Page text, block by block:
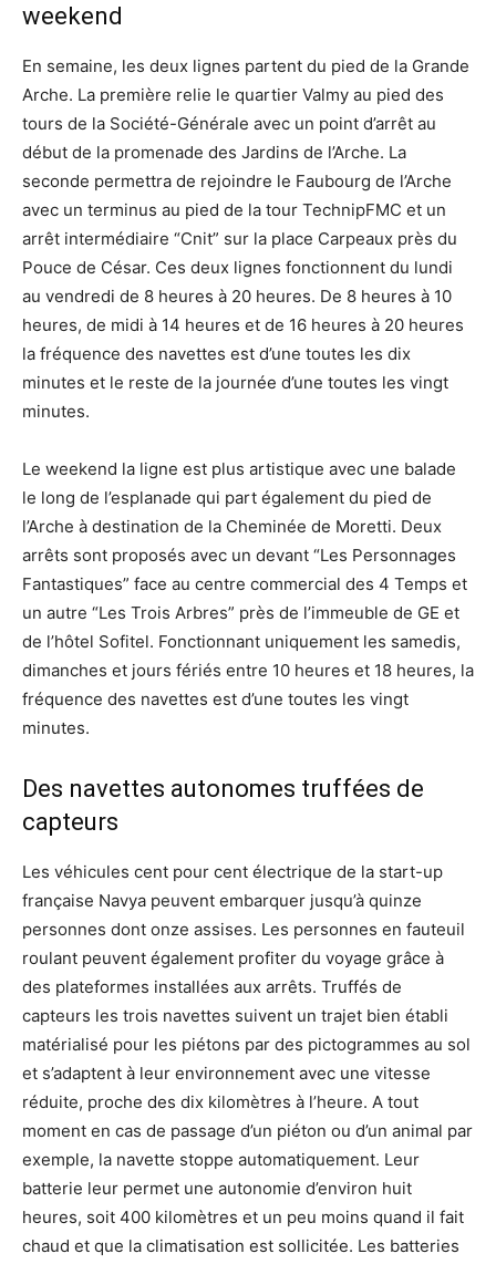
weekend
En semaine, les deux lignes partent du pied de la Grande
Arche. La première relie le quartier Valmy au pied des
tours de la Société-Générale avec un point d’arrêt au
début de la promenade des Jardins de l’Arche. La
seconde permettra de rejoindre le Faubourg de l’Arche
avec un terminus au pied de la tour TechnipFMC et un
arrêt intermédiaire “Cnit” sur la place Carpeaux près du
Pouce de César. Ces deux lignes fonctionnent du lundi
au vendredi de 8 heures à 20 heures. De 8 heures à 10
heures, de midi à 14 heures et de 16 heures à 20 heures
la fréquence des navettes est d’une toutes les dix
minutes et le reste de la journée d’une toutes les vingt
minutes.
Le weekend la ligne est plus artistique avec une balade
le long de l’esplanade qui part également du pied de
l’Arche à destination de la Cheminée de Moretti. Deux
arrêts sont proposés avec un devant “Les Personnages
Fantastiques” face au centre commercial des 4 Temps et
un autre “Les Trois Arbres” près de l’immeuble de GE et
de l’hôtel Sofitel. Fonctionnant uniquement les samedis,
dimanches et jours fériés entre 10 heures et 18 heures, la
fréquence des navettes est d’une toutes les vingt
minutes.
Des navettes autonomes truffées de
capteurs
Les véhicules cent pour cent électrique de la start-up
française Navya peuvent embarquer jusqu’à quinze
personnes dont onze assises. Les personnes en fauteuil
roulant peuvent également profiter du voyage grâce à
des plateformes installées aux arrêts. Truffés de
capteurs les trois navettes suivent un trajet bien établi
matérialisé pour les piétons par des pictogrammes au sol
et s’adaptent à leur environnement avec une vitesse
réduite, proche des dix kilomètres à l’heure. A tout
moment en cas de passage d’un piéton ou d’un animal par
exemple, la navette stoppe automatiquement. Leur
batterie leur permet une autonomie d’environ huit
heures, soit 400 kilomètres et un peu moins quand il fait
chaud et que la climatisation est sollicitée. Les batteries